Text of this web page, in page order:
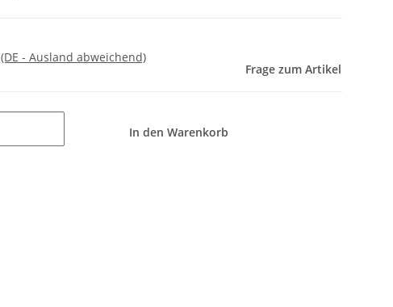
(DE - Ausland abweichend)
Frage zum Artikel
In den Warenkorb